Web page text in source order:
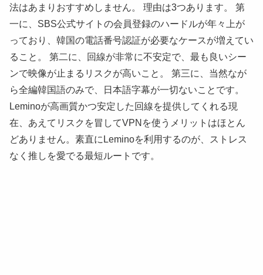
法はあまりおすすめしません。 理由は3つあります。 第
一に、SBS公式サイトの会員登録のハードルが年々上が
っており、韓国の電話番号認証が必要なケースが増えてい
ること。 第二に、回線が非常に不安定で、最も良いシー
ンで映像が止まるリスクが高いこと。 第三に、当然なが
ら全編韓国語のみで、日本語字幕が一切ないことです。
Leminoが高画質かつ安定した回線を提供してくれる現
在、あえてリスクを冒してVPNを使うメリットはほとん
どありません。素直にLeminoを利用するのが、ストレス
なく推しを愛でる最短ルートです。